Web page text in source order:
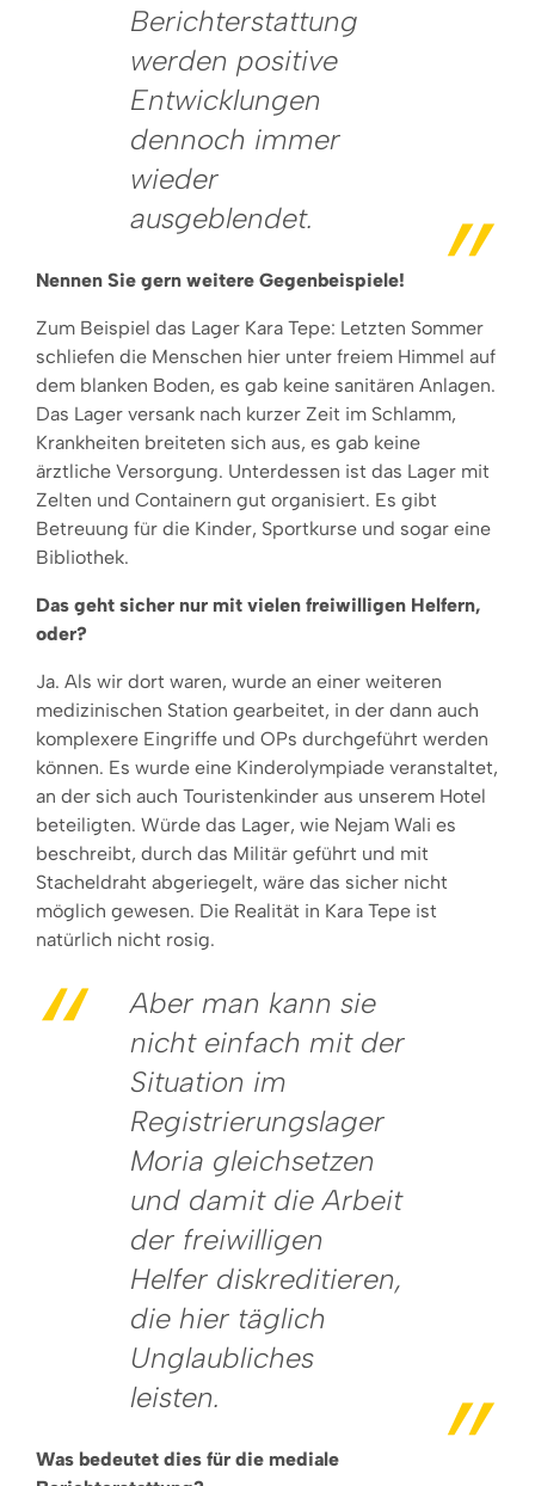
Berichterstattung
werden positive
Entwicklungen
dennoch immer
wieder
ausgeblendet.
Nennen Sie gern weitere Gegenbeispiele!
Zum Beispiel das Lager Kara Tepe: Letzten Sommer
schliefen die Menschen hier unter freiem Himmel auf
dem blanken Boden, es gab keine sanitären Anlagen.
Das Lager versank nach kurzer Zeit im Schlamm,
Krankheiten breiteten sich aus, es gab keine
ärztliche Versorgung. Unterdessen ist das Lager mit
Zelten und Containern gut organisiert. Es gibt
Betreuung für die Kinder, Sportkurse und sogar eine
Bibliothek.
Das geht sicher nur mit vielen freiwilligen Helfern,
oder?
Ja. Als wir dort waren, wurde an einer weiteren
medizinischen Station gearbeitet, in der dann auch
komplexere Eingriffe und OPs durchgeführt werden
können. Es wurde eine Kinderolympiade veranstaltet,
an der sich auch Touristenkinder aus unserem Hotel
beteiligten. Würde das Lager, wie Nejam Wali es
beschreibt, durch das Militär geführt und mit
Stacheldraht abgeriegelt, wäre das sicher nicht
möglich gewesen. Die Realität in Kara Tepe ist
natürlich nicht rosig.
Aber man kann sie
nicht einfach mit der
Situation im
Registrierungslager
Moria gleichsetzen
und damit die Arbeit
der freiwilligen
Helfer diskreditieren,
die hier täglich
Unglaubliches
leisten.
Was bedeutet dies für die mediale